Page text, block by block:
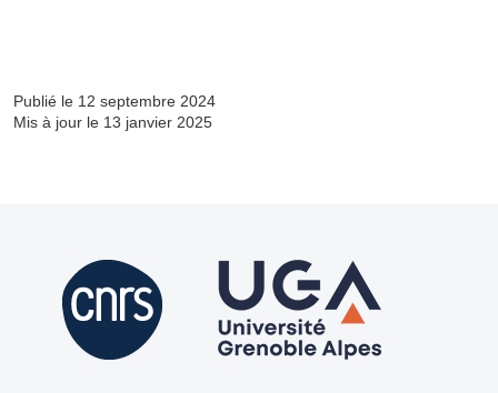
Publié le 12 septembre 2024
Mis à jour le 13 janvier 2025